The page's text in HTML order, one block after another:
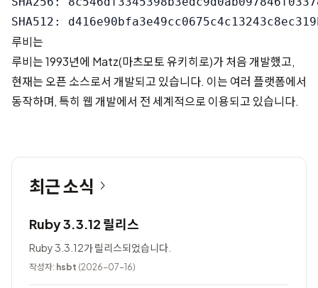
루비는
루비는 1993년에 Matz(마츠모토 유키히로)가 처음 개발했고,
현재는 오픈 소스로서 개발되고 있습니다. 이는 여러 플랫폼에서
동작하며, 특히 웹 개발에서 전 세계적으로 이용되고 있습니다.
최근 소식
Ruby 3.3.12 릴리스
Ruby 3.3.12가 릴리스되었습니다.
작성자: hsbt (2026-07-16)